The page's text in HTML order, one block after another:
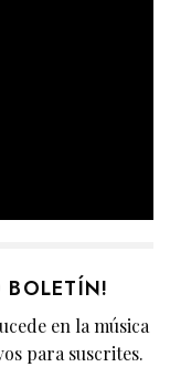
BOLETÍN!
en la música
para suscrites.